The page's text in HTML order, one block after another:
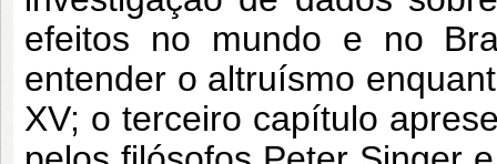
efeitos no mundo e no
entender o altruísmo
XV; o terceiro capítulo